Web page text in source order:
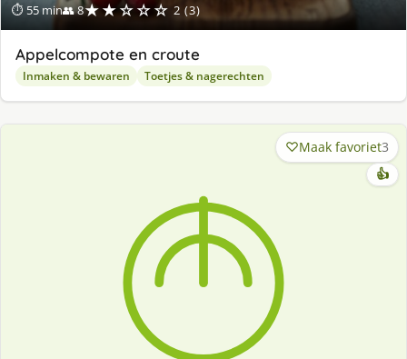
⏱ 55 min👥 8★★☆☆☆ 2 (3)
Appelcompote en croute
Inmaken & bewaren Toetjes & nagerechten
Maak favoriet3
👍